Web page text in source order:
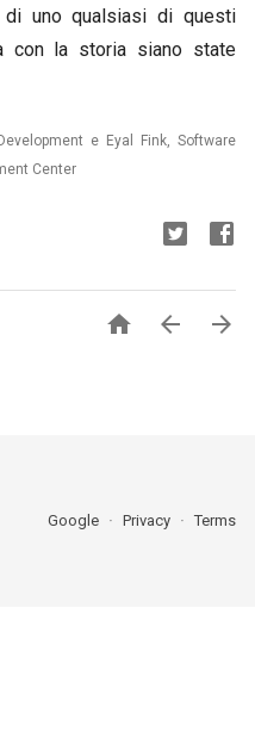
uno qualsiasi di questi
con la storia siano state
e Eyal Fink, Software
Center
  
Google Privacy Terms